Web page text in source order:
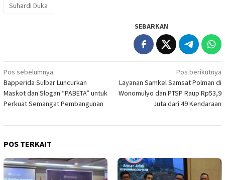
Suhardi Duka
SEBARKAN
Navigasi
pos
Pos sebelumnya
Bapperida Sulbar Luncurkan
Maskot dan Slogan “PABETA” untuk
Perkuat Semangat Pembangunan
Pos berikutnya
Layanan Samkel Samsat Polman di
Wonomulyo dan PTSP Raup Rp53,9
Juta dari 49 Kendaraan
POS TERKAIT